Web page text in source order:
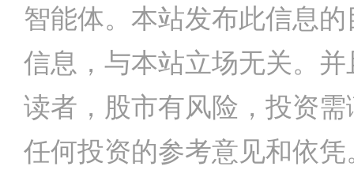
智能体。本站发布此信息
信息，与本站立场无关。
读者，股市有风险，投资
任何投资的参考意见和依凭